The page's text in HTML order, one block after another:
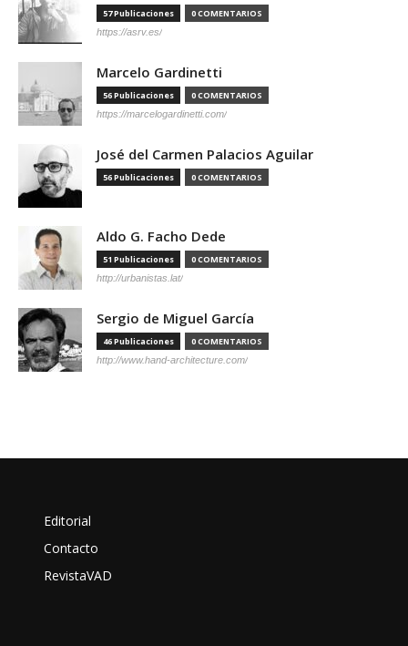
57 Publicaciones 0 COMENTARIOS
https://asrv.es/
Marcelo Gardinetti
56 Publicaciones 0 COMENTARIOS
https://marcelogardinetti.com/
José del Carmen Palacios Aguilar
56 Publicaciones 0 COMENTARIOS
Aldo G. Facho Dede
51 Publicaciones 0 COMENTARIOS
http://urbanistas.lat/
Sergio de Miguel García
46 Publicaciones 0 COMENTARIOS
http://www.hand-architecture.com/
Editorial
Contacto
RevistaVAD